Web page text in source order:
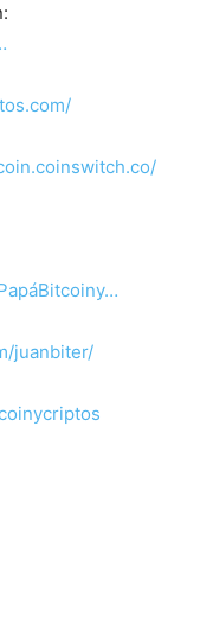
juanbiter/